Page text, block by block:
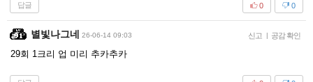
답글 0
0
별빛나그네 26-06-14 09:03 신고 | 공감 확인
29회 1크리 업 미리 추카추카